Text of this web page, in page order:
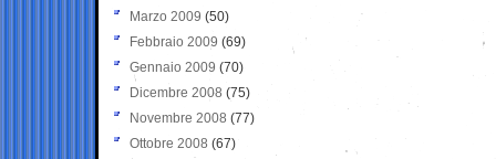
Marzo 2009 (50)
Febbraio 2009 (69)
Gennaio 2009 (70)
Dicembre 2008 (75)
Novembre 2008 (77)
Ottobre 2008 (67)